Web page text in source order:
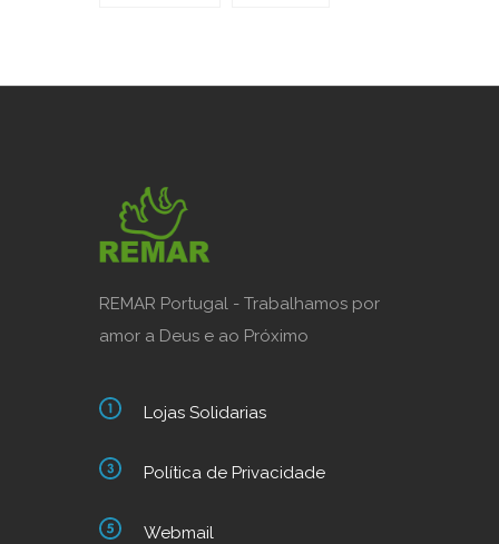
REMAR Portugal - Trabalhamos por
amor a Deus e ao Próximo
Lojas Solidarias
Política de Privacidade
Webmail